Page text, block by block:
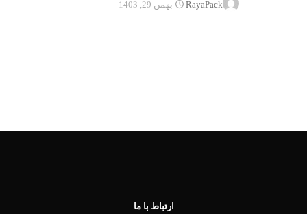
RayaPack بهمن 29, 1403
ارتباط با ما